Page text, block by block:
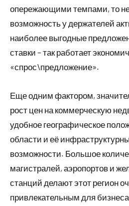
опережающими темпами, то
возможность у держателей
наиболее выгодные
ставки – так работает
«спрос\предложение».
Еще одним фактором,
рост цен на коммерческую
удобное географическое
области и её
возможности. Большое
магистралей, аэропортов и
станций делают этот регион
привлекательным для